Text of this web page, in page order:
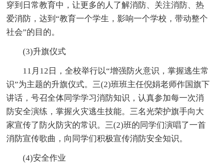
穿到日常教育中，让更多的人了解消防、关注消防、热
爱消防，达到“教育一个学生，影响一个学校，带动整个
社会”的目的。
(3)升旗仪式
11月12日，全校举行以“增强防火意识，掌握逃生常
识”为主题的升旗仪式。三(2)班班主任倪娟老师作国旗下
讲话，号召全体同学学习消防知识，认真参加每一次消
防安全演练，掌握火灾逃生技能。三名光荣护旗手向大
家宣传了防火防灾的常识。三(2)班的同学们演唱了一首
消防宣传歌曲，向同学们积极宣传消防安全知识。
(4)安全作业